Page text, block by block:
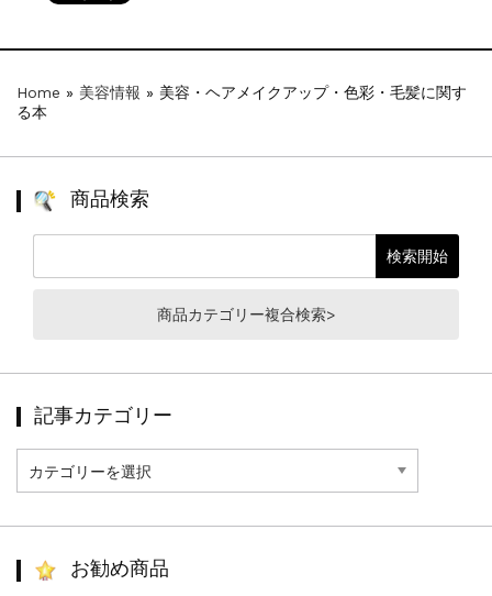
Home » 美容情報 » 美容・ヘアメイクアップ・色彩・毛髪に関す
る本
商品検索
商品カテゴリー複合検索>
記事カテゴリー
事
カ
お勧め商品